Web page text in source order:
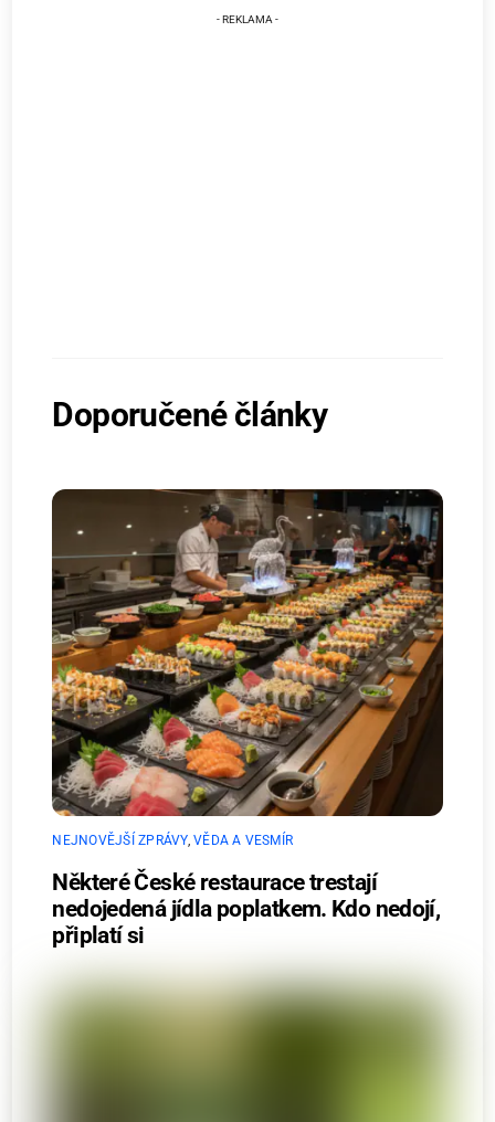
Doporučené články
NEJNOVĚJŠÍ ZPRÁVY,VĚDA A VESMÍR
Některé České restaurace trestají
nedojedená jídla poplatkem. Kdo nedojí,
připlatí si